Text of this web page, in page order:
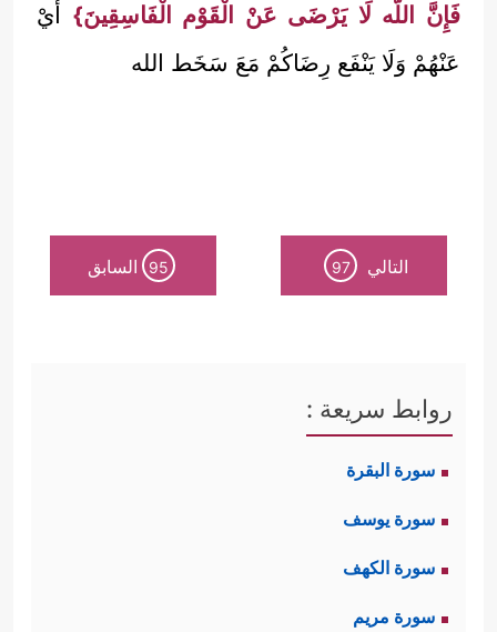
فَإِنَّ اللَّه لَا يَرْضَى عَنْ الْقَوْم الْفَاسِقِينَ} أَيْ
عَنْهُمْ وَلَا يَنْفَع رِضَاكُمْ مَعَ سَخَط الله
التالي 97
95 السابق
روابط سريعة :
سورة البقرة
سورة يوسف
سورة الكهف
سورة مريم